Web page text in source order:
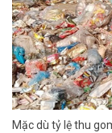
Mặc dù tỷ lệ thu